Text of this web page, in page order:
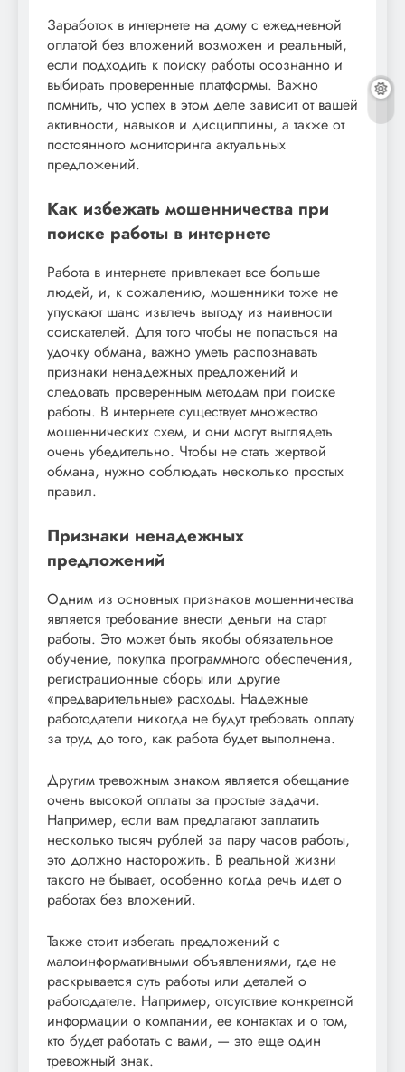
Заработок в интернете на дому с ежедневной
оплатой без вложений возможен и реальный,
если подходить к поиску работы осознанно и
выбирать проверенные платформы. Важно
помнить, что успех в этом деле зависит от вашей
активности, навыков и дисциплины, а также от
постоянного мониторинга актуальных
предложений.
Как избежать мошенничества при
поиске работы в интернете
Работа в интернете привлекает все больше
людей, и, к сожалению, мошенники тоже не
упускают шанс извлечь выгоду из наивности
соискателей. Для того чтобы не попасться на
удочку обмана, важно уметь распознавать
признаки ненадежных предложений и
следовать проверенным методам при поиске
работы. В интернете существует множество
мошеннических схем, и они могут выглядеть
очень убедительно. Чтобы не стать жертвой
обмана, нужно соблюдать несколько простых
правил.
Признаки ненадежных
предложений
Одним из основных признаков мошенничества
является требование внести деньги на старт
работы. Это может быть якобы обязательное
обучение, покупка программного обеспечения,
регистрационные сборы или другие
«предварительные» расходы. Надежные
работодатели никогда не будут требовать оплату
за труд до того, как работа будет выполнена.
Другим тревожным знаком является обещание
очень высокой оплаты за простые задачи.
Например, если вам предлагают заплатить
несколько тысяч рублей за пару часов работы,
это должно насторожить. В реальной жизни
такого не бывает, особенно когда речь идет о
работах без вложений.
Также стоит избегать предложений с
малоинформативными объявлениями, где не
раскрывается суть работы или деталей о
работодателе. Например, отсутствие конкретной
информации о компании, ее контактах и о том,
кто будет работать с вами, — это еще один
тревожный знак.